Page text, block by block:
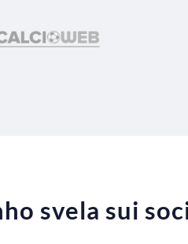
svela sui